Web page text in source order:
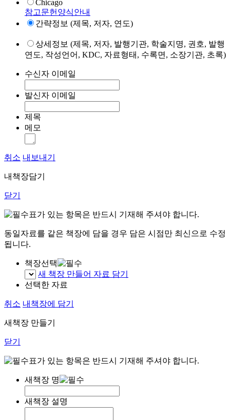
Chicago
참고문헌양식안내
간략정보 (제목, 저자, 연도)
상세정보 (제목, 저자, 발행기관, 학술지명, 권호, 발행
연도, 작성언어, KDC, 자료형태, 수록면, 소장기관, 초록)
수신자 이메일
발신자 이메일
제목
메모
취소 내보내기
내책장담기
닫기
표가 있는 항목은 반드시 기재해 주셔야 합니다.
동일자료를 같은 책장에 담을 경우 담은 시점만 최신으로 수정
됩니다.
책장선택
새 책장 만들어 자료 담기
선택한 자료
취소 내책장에 담기
새책장 만들기
닫기
표가 있는 항목은 반드시 기재해 주셔야 합니다.
새책장 명
새책장 설명